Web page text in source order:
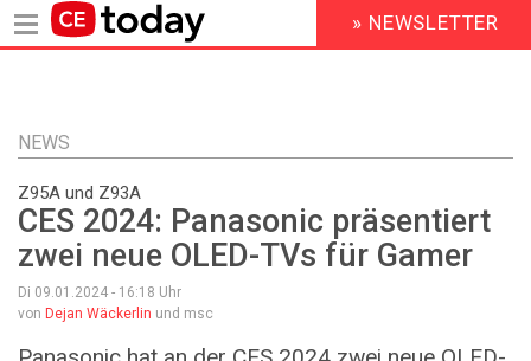
Inhalt
HEADER
MENU
» NEWSLETTER
NEWS
Z95A und Z93A
CES 2024: Panasonic präsentiert
zwei neue OLED-TVs für Gamer
Di 09.01.2024 - 16:18 Uhr
von Dejan Wäckerlin und msc